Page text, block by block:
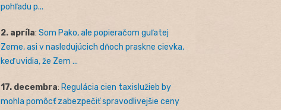
pohľadu p...
2. apríla: Som Pako, ale popieračom guľatej
Zeme, asi v nasledujúcich dňoch praskne cievka,
keď uvidia, že Zem ...
17. decembra: Regulácia cien taxislužieb by
mohla pomôcť zabezpečiť spravodlivejšie ceny